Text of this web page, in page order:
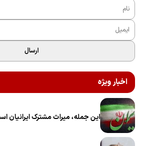
ارسال
اخبار ویژه
این جمله، میراث مشترک ایرانیان